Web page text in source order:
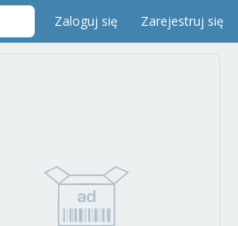
Zaloguj się Zarejestruj się